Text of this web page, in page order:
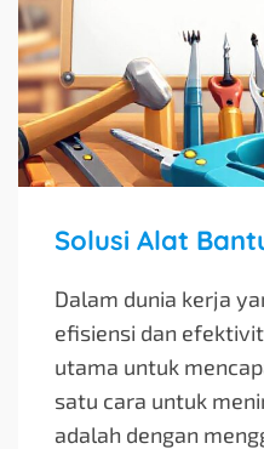
Dalam dunia kerja
efisiensi dan
utama untuk
satu cara untuk
adalah dengan